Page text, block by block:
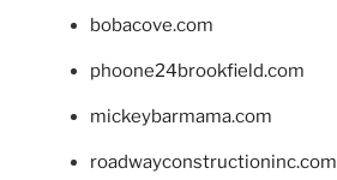
bobacove.com
phoone24brookfield.com
mickeybarmama.com
roadwayconstructioninc.com